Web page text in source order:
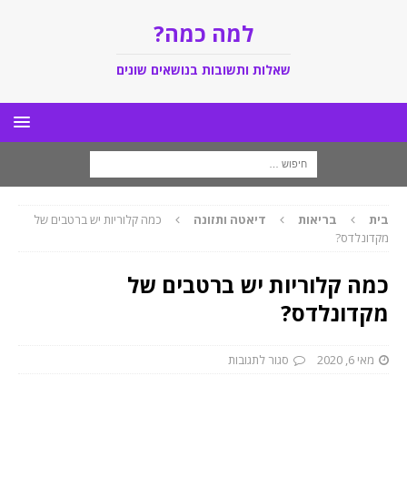
למה כמה?
שאלות ותשובות בנושאים שונים
בית בריאות דיאטה ותזונה
כמה קלוריות יש ברטבים של
מקדונלדס?
כמה קלוריות יש ברטבים של
מקדונלדס?
מאי 6, 2020 סגור לתגובות